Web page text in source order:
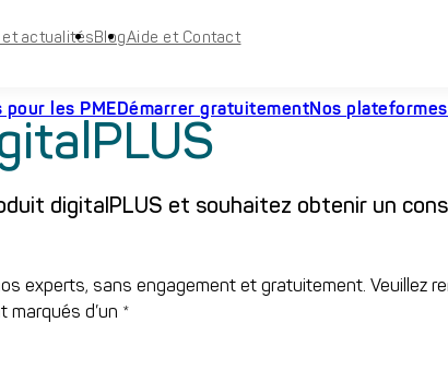
et actualitésBlogAide et Contact
les PMEDémarrer gratuitementNos plateformes
digitalPLUS et souhaitez obtenir un
experts, sans engagement et gratuitement. Veuillez
marqués d’un *